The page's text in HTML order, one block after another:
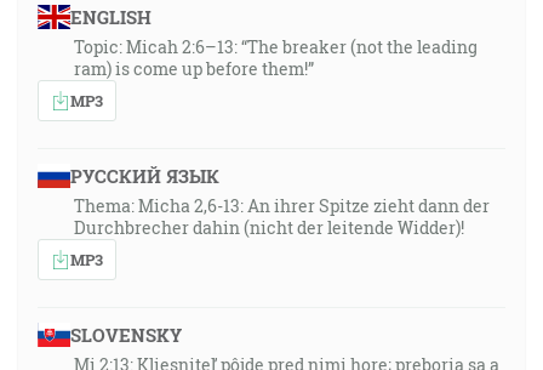
ENGLISH
Topic: Micah 2:6–13: “The breaker (not the leading
ram) is come up before them!”
MP3
РУССКИЙ ЯЗЫК
Thema: Micha 2,6-13: An ihrer Spitze zieht dann der
Durchbrecher dahin (nicht der leitende Widder)!
MP3
SLOVENSKY
Mi 2:13: Kliesniteľ pôjde pred nimi hore; preboria sa a